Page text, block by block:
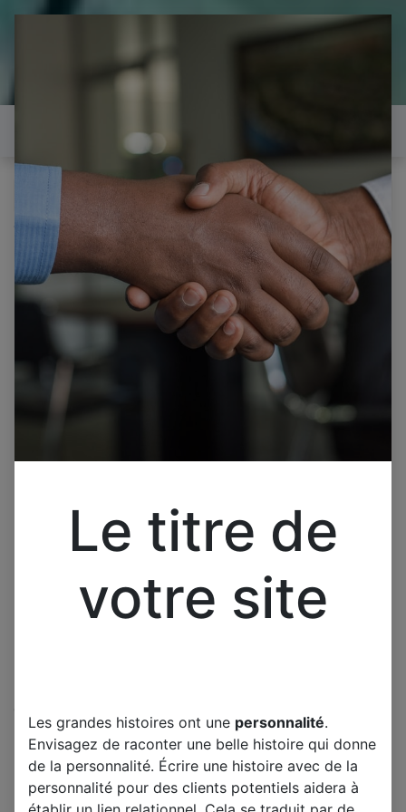
il est temps de
réparer...Electronique 66 est
heureux de vous aider
Tous les produits
Interrupteur électrique à bascule, 2 positions, 4
broches avec luminaire, 31x25mm, 20a, 125v ac,
250v ac, 1 pièce Rouge
Interrupteur électrique à
bascule, 2 positions, 4
broches avec luminaire,
Le titre de
votre site
Les grandes histoires ont une personnalité.
Envisagez de raconter une belle histoire qui donne
de la personnalité. Écrire une histoire avec de la
personnalité pour des clients potentiels aidera à